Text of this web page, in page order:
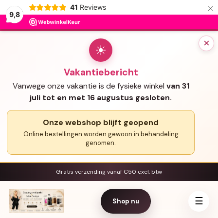
9,8
41 Reviews ×
×
☀
Vakantiebericht
Vanwege onze vakantie is de fysieke winkel van 31
juli tot en met 16 augustus gesloten.
Onze webshop blijft geopend
Online bestellingen worden gewoon in behandeling
genomen.
Gratis verzending vanaf €50 excl. btw
Shop nu ☰